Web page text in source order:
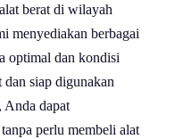
berat di wilayah
menyediakan berbagai
optimal dan kondisi
siap digunakan
Anda dapat
perlu membeli alat